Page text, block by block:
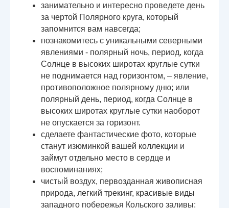
занимательно и интересно проведете день
за чертой Полярного круга, который
запомнится вам навсегда;
познакомитесь с уникальными северными
явлениями - полярный ночь, период, когда
Солнце в высоких широтах круглые сутки
не поднимается над горизонтом, – явление,
противоположное полярному дню; или
полярный день, период, когда Солнце в
высоких широтах круглые сутки наоборот
не опускается за горизонт.
сделаете фантастические фото, которые
станут изюминкой вашей коллекции и
займут отдельно место в сердце и
воспоминаниях;
чистый воздух, первозданная живописная
природа, легкий трекинг, красивые виды
западного побережья Кольского заливы;